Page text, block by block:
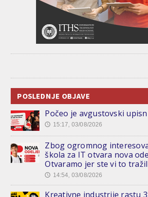
POSLEDNJE OBJAVE
Počeo je avgustovski
🕔 15:17, 03/08/2026
Zbog ogromnog
škola za IT otvara nova
Otvaramo jer ste vi to
🕔 14:54, 03/08/2026
Kreativne industrije rastu